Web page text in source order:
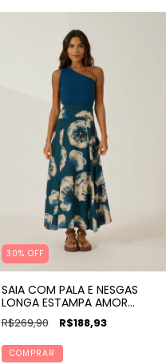
30% OFF
SAIA COM PALA E NESGAS
LONGA ESTAMPA AMOR
PERFEITO
R$269,90 R$188,93
COMPRAR